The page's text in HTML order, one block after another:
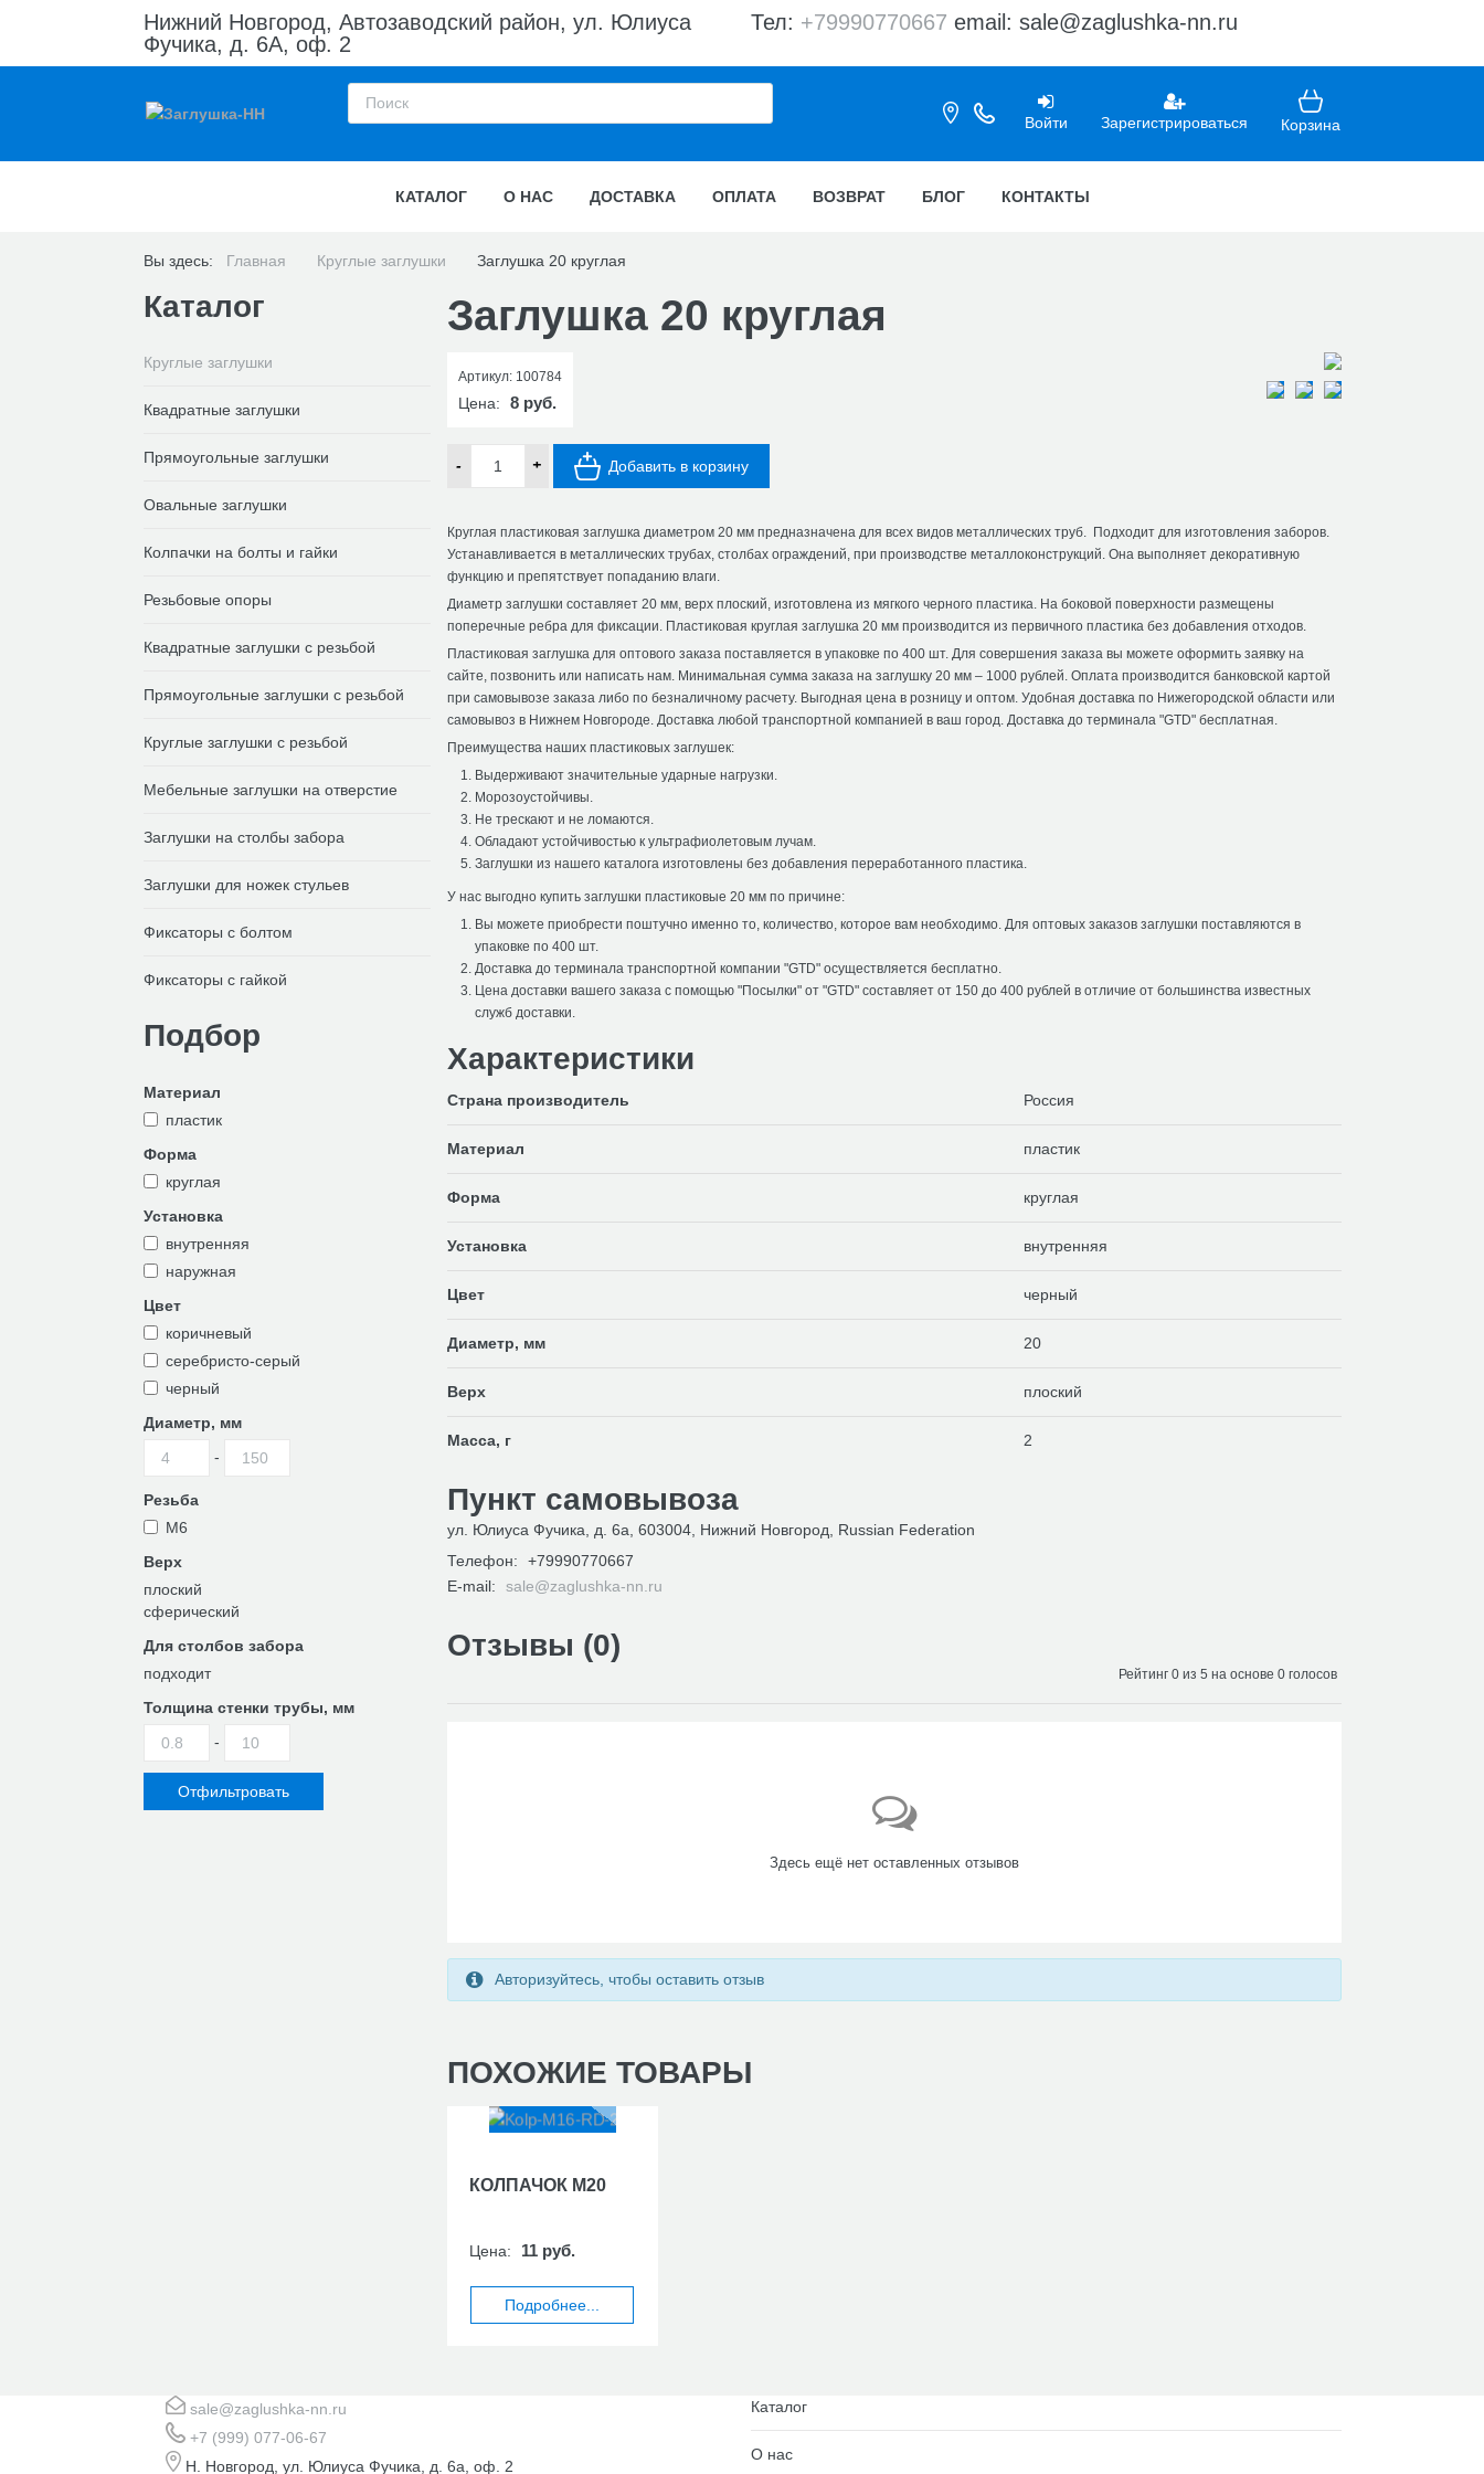
Нижний Новгород, Автозаводский район, ул. Юлиуса
Фучика, д. 6А, оф. 2
Тел: +79990770667 email: sale@zaglushka-nn.ru
Войти Зарегистрироваться Корзина
КАТАЛОГ О НАС ДОСТАВКА ОПЛАТА ВОЗВРАТ БЛОГ КОНТАКТЫ
Вы здесь: Главная Круглые заглушки Заглушка 20 круглая
Заглушка 20 круглая
Артикул: 100784
Цена: 8 руб.
- + Добавить в корзину
Круглая пластиковая заглушка диаметром 20 мм предназначена для всех видов металлических труб. Подходит для изготовления заборов.
Устанавливается в металлических трубах, столбах ограждений, при производстве металлоконструкций. Она выполняет декоративную
функцию и препятствует попаданию влаги.
Диаметр заглушки составляет 20 мм, верх плоский, изготовлена из мягкого черного пластика. На боковой поверхности размещены
поперечные ребра для фиксации. Пластиковая круглая заглушка 20 мм производится из первичного пластика без добавления отходов.
Пластиковая заглушка для оптового заказа поставляется в упаковке по 400 шт. Для совершения заказа вы можете оформить заявку на
сайте, позвонить или написать нам. Минимальная сумма заказа на заглушку 20 мм – 1000 рублей. Оплата производится банковской картой
при самовывозе заказа либо по безналичному расчету. Выгодная цена в розницу и оптом. Удобная доставка по Нижегородской области или
самовывоз в Нижнем Новгороде. Доставка любой транспортной компанией в ваш город. Доставка до терминала "GTD" бесплатная.
Преимущества наших пластиковых заглушек:
Выдерживают значительные ударные нагрузки.
Морозоустойчивы.
Не трескают и не ломаются.
Обладают устойчивостью к ультрафиолетовым лучам.
Заглушки из нашего каталога изготовлены без добавления переработанного пластика.
У нас выгодно купить заглушки пластиковые 20 мм по причине:
Вы можете приобрести поштучно именно то, количество, которое вам необходимо. Для оптовых заказов заглушки поставляются в
упаковке по 400 шт.
Доставка до терминала транспортной компании "GTD" осуществляется бесплатно.
Цена доставки вашего заказа с помощью "Посылки" от "GTD" составляет от 150 до 400 рублей в отличие от большинства известных
служб доставки.
Характеристики
Страна производитель Россия
Материал пластик
Форма круглая
Установка внутренняя
Цвет черный
Диаметр, мм 20
Верх плоский
Масса, г 2
Пункт самовывоза
ул. Юлиуса Фучика, д. 6а, 603004, Нижний Новгород, Russian Federation
Телефон:
+79990770667
E-mail:
sale@zaglushka-nn.ru
Отзывы (0)
Рейтинг 0 из 5 на основе 0 голосов
Здесь ещё нет оставленных отзывов
Авторизуйтесь, чтобы оставить отзыв
ПОХОЖИЕ ТОВАРЫ
КОЛПАЧОК М20
Цена: 11 руб.
Подробнее...
Каталог
Круглые заглушки
Квадратные заглушки
Прямоугольные заглушки
Овальные заглушки
Колпачки на болты и гайки
Резьбовые опоры
Квадратные заглушки с резьбой
Прямоугольные заглушки с резьбой
Круглые заглушки с резьбой
Мебельные заглушки на отверстие
Заглушки на столбы забора
Заглушки для ножек стульев
Фиксаторы с болтом
Фиксаторы с гайкой
Подбор
Материал
пластик
Форма
круглая
Установка
внутренняя
наружная
Цвет
коричневый
серебристо-серый
черный
Диаметр, мм
-
Резьба
М6
Верх
плоский
сферический
Для столбов забора
подходит
Толщина стенки трубы, мм
-
sale@zaglushka-nn.ru
+7 (999) 077-06-67
Н. Новгород, ул. Юлиуса Фучика, д. 6а, оф. 2
Каталог
О нас